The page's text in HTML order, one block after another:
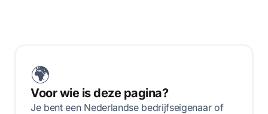
🌍
Voor wie is deze pagina?
Je bent een Nederlandse bedrijfseigenaar of